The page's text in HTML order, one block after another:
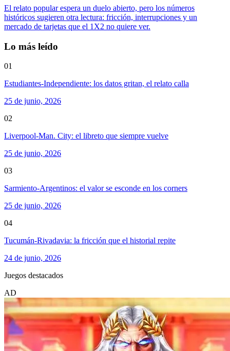
El relato popular espera un duelo abierto, pero los números
históricos sugieren otra lectura: fricción, interrupciones y un
mercado de tarjetas que el 1X2 no quiere ver.
Lo más leído
01
Estudiantes-Independiente: los datos gritan, el relato calla
25 de junio, 2026
02
Liverpool-Man. City: el libreto que siempre vuelve
25 de junio, 2026
03
Sarmiento-Argentinos: el valor se esconde en los corners
25 de junio, 2026
04
Tucumán-Rivadavia: la fricción que el historial repite
24 de junio, 2026
Juegos destacados
AD